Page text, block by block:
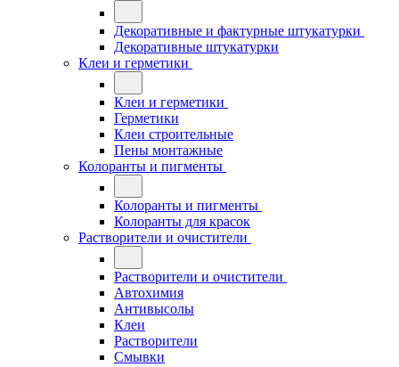
Декоративные и фактурные штукатурки
Декоративные штукатурки
Клеи и герметики
Клеи и герметики
Герметики
Клеи строительные
Пены монтажные
Колоранты и пигменты
Колоранты и пигменты
Колоранты для красок
Растворители и очистители
Растворители и очистители
Автохимия
Антивысолы
Клеи
Растворители
Смывки